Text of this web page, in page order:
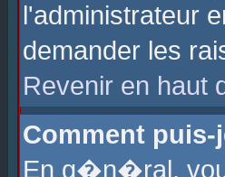
l'administrateur
demander les
Revenir en haut
Comment
En g�n�ral,